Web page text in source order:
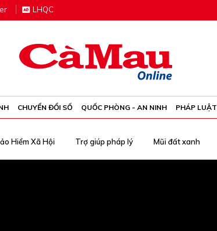
LHQC
CHUYỂN ĐỔI SỐ QUỐC PHÒNG - AN NINH PHÁP LUẬT
Hiểm Xã Hội Trợ giúp pháp lý Mũi đất xanh